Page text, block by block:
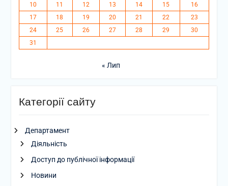
10
11 12 13 14 15
16
17
18 19 20 21 22
23
24
25 26 27 28 29
30
31
« Лип
Категорії сайту
Департамент
Діяльність
Доступ до публічної інформації
Новини